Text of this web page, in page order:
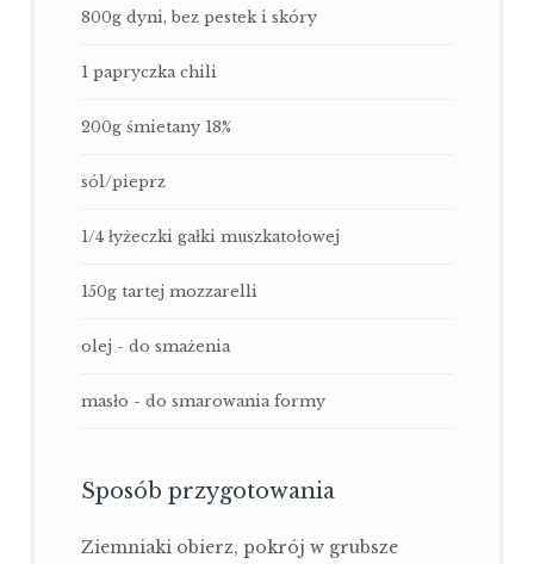
800g dyni, bez pestek i skóry
1 papryczka chili
200g śmietany 18%
sól/pieprz
1/4 łyżeczki gałki muszkatołowej
150g tartej mozzarelli
olej - do smażenia
masło - do smarowania formy
Sposób przygotowania
Ziemniaki obierz, pokrój w grubsze